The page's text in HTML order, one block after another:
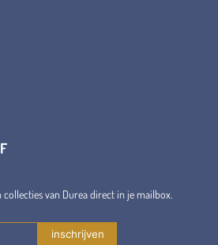
van Durea direct in je mailbox.